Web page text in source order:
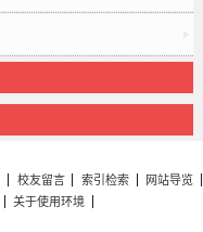
校友留言 索引检索
网站导览
关于使用环境